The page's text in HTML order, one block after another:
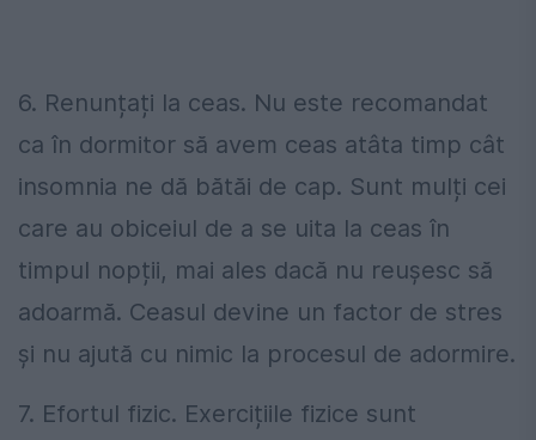
6. Renunțați la ceas. Nu este recomandat
ca în dormitor să avem ceas atâta timp cât
insomnia ne dă bătăi de cap. Sunt mulți cei
care au obiceiul de a se uita la ceas în
timpul nopții, mai ales dacă nu reușesc să
adoarmă. Ceasul devine un factor de stres
și nu ajută cu nimic la procesul de adormire.
7. Efortul fizic. Exercițiile fizice sunt